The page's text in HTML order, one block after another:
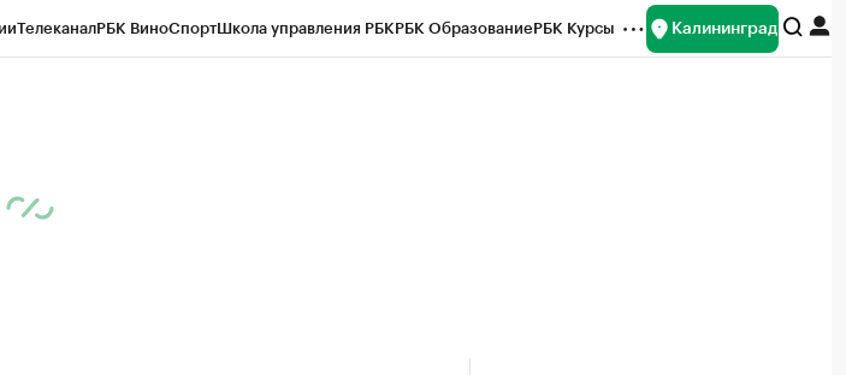
ТелеканалРБК ВиноСпортШкола управления РБКРБК ОбразованиеРБК Курсы Калининград